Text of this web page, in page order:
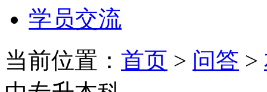
学员交流
当前位置： 首页 > 问答 >